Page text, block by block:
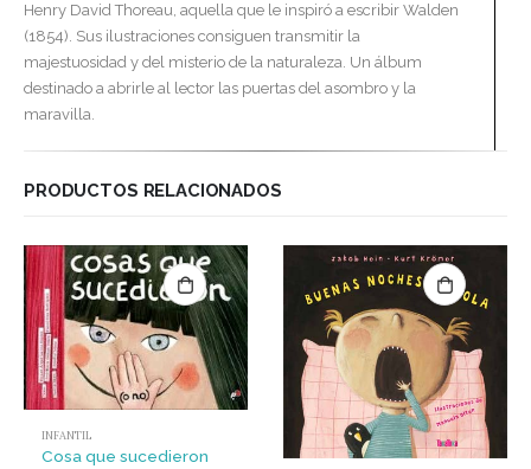
Henry David Thoreau, aquella que le inspiró a escribir Walden
(1854). Sus ilustraciones consiguen transmitir la
majestuosidad y del misterio de la naturaleza. Un álbum
destinado a abrirle al lector las puertas del asombro y la
maravilla.
PRODUCTOS RELACIONADOS
INFANTIL
Cosa que sucedieron